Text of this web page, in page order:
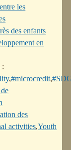
les
des enfants
en
:
,#microcredit,
des
activities,Youth